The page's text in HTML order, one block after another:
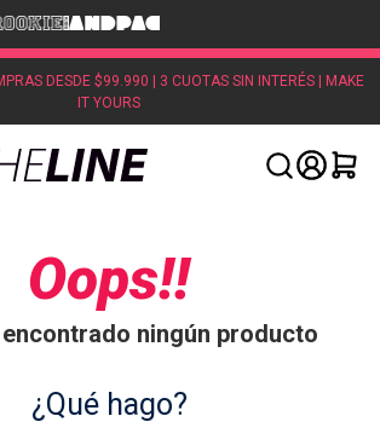
DESDE $99.990 | 3 CUOTAS SIN INTERÉS | MAKE
IT YOURS
Oops!!
ningún producto
¿Qué hago?